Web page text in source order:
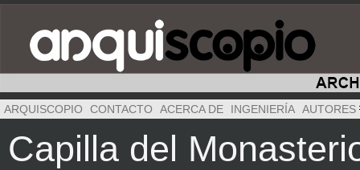
ARQUISCOPIO CONTACTO ACERCA DE INGENIERÍA AUTORES
Capilla del